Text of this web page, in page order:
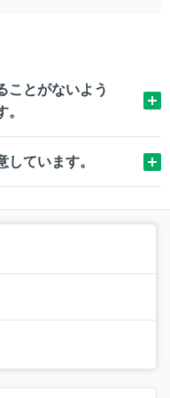
ことがないよう
ています。